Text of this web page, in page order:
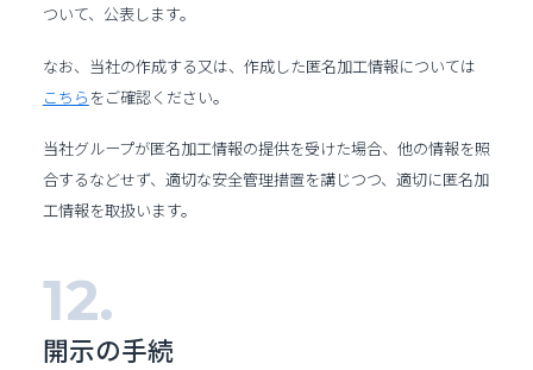
ついて、公表します。
なお、当社の作成する又は、作成した匿名加工情報については
こちら をご確認ください。
当社グループが匿名加工情報の提供を受けた場合、他の情報を照
合するなどせず、適切な安全管理措置を講じつつ、適切に匿名加
工情報を取扱います。
開示の手続